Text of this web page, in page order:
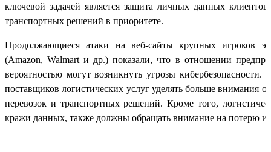
ключевой задачей является защита личных данных
транспортных решений в приоритете.
Продолжающиеся атаки на веб-сайты крупных игроков
(Amazon, Walmart и др.) показали, что в отношении
вероятностью могут возникнуть угрозы
поставщиков логистических услуг уделять больше внимания
перевозок и транспортных решений. Кроме того,
кражи данных, также должны обращать внимание на потерю и